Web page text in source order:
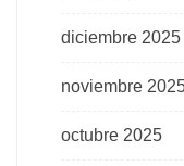
diciembre 2025
noviembre
octubre 2025